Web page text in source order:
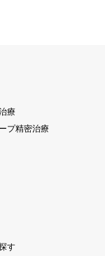
療
プ精密治療
す